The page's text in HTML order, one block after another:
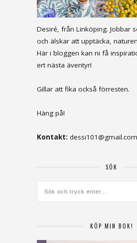
Desiré, från Linköping. Jobbar
och älskar att upptäcka,
Här i bloggen kan ni få
ert nästa äventyr!
Gillar att fika också förresten.
Häng på!
Kontakt: dessi101@gmail.com
SÖK
KÖP MIN BOK!